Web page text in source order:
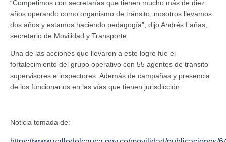
“Competimos con secretarías que tienen mucho más de diez
años operando como organismo de tránsito, nosotros llevamos
dos años y estamos haciendo pedagogía”, dijo Andrés Lañas,
secretario de Movilidad y Transporte.
Una de las acciones que llevaron a este logro fue el
fortalecimiento del grupo operativo con 55 agentes de tránsito
supervisores e inspectores. Además de campañas y presencia
de los funcionarios en las vías que tienen jurisdicción.
Noticia tomada de: